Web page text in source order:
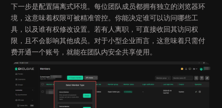
下一步是配置隔离式环境。每位团队成员都拥有独立的浏览器环
境，这意味着权限可被精准管控。你能决定谁可以访问哪些工
具，以及谁有权修改设置。若有人离职，可直接收回其访问权
限，且不会影响其他成员。对于小型企业而言，这意味着只需付
费开通一个账号，就能在团队内安全共享使用。